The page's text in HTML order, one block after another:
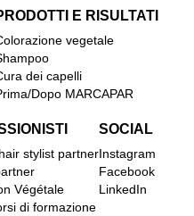
E RISULTATI
vegetale
dei capelli
Dopo MARCAPAR
stylist partner
Végétale
di formazione
SOCIAL
Instagram
Facebook
LinkedIn